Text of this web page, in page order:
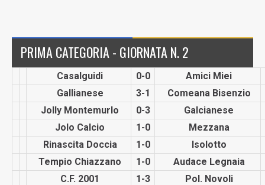
PRIMA CATEGORIA - GIORNATA N. 2
Casalguidi 0-0
Amici Miei
Gallianese
3-1
Comeana Bisenzio
Jolly Montemurlo
0-3
Galcianese
Jolo Calcio
1-0
Mezzana
Rinascita Doccia
1-0
Isolotto
Tempio Chiazzano
1-0
Audace Legnaia
C.F. 2001
1-3
Pol. Novoli